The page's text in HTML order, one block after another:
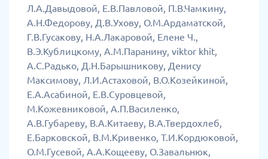
Л.А.Давыдовой, Е.В.Павловой, П.В.Чамкину,
А.Н.Федорову, Д.В.Ухову, О.М.Ардаматской,
Г.В.Гусакову, Н.А.Лакаровой, Елене Ч.,
В.Э.Кублицкому, А.М.Паранину, viktor khit,
А.С.Радько, Д.Н.Барышникову, Денису
Максимову, Л.И.Астаховой, В.О.Козейкиной,
Е.А.Асабиной, Е.В.Суровцевой,
М.Кожевниковой, А.П.Василенко,
А.В.Губареву, В.А.Китаеву, В.А.Твердохлеб,
Е.Барковской, В.М.Кривенко, Т.И.Кордюковой,
О.М.Гусевой, А.А.Кощееву, О.Завальнюк,